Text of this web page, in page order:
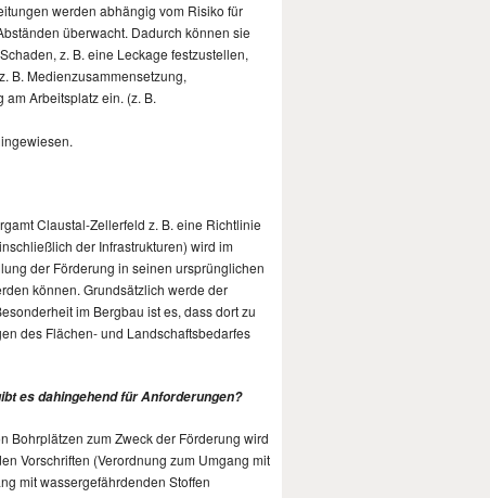
werden abhängig vom Risiko für
überwacht. Dadurch können sie
z. B. eine Leckage festzustellen,
B. Medienzusammensetzung,
Arbeitsplatz ein. (z. B.
Claustal-Zellerfeld z. B. eine Richtlinie
der Infrastrukturen) wird im
der Förderung in seinen ursprünglichen
können. Grundsätzlich werde der
im Bergbau ist es, dass dort zu
des Flächen- und Landschaftsbedarfes
es dahingehend für Anforderungen?
Bohrplätzen zum Zweck der Förderung wird
Vorschriften (Verordnung zum Umgang mit
mit wassergefährdenden Stoffen